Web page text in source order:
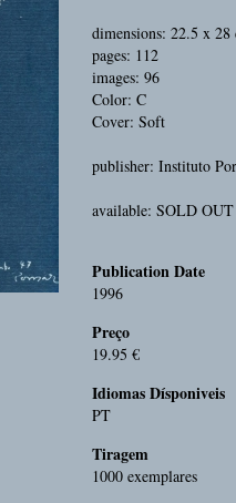
dimensions: 22.5 x 28
pages: 112
images: 96
Color: C
Cover: Soft
publisher: Instituto
available: SOLD OUT
Publication Date
1996
Preço
19.95 €
Idiomas Dísponiveis
PT
Tiragem
1000 exemplares